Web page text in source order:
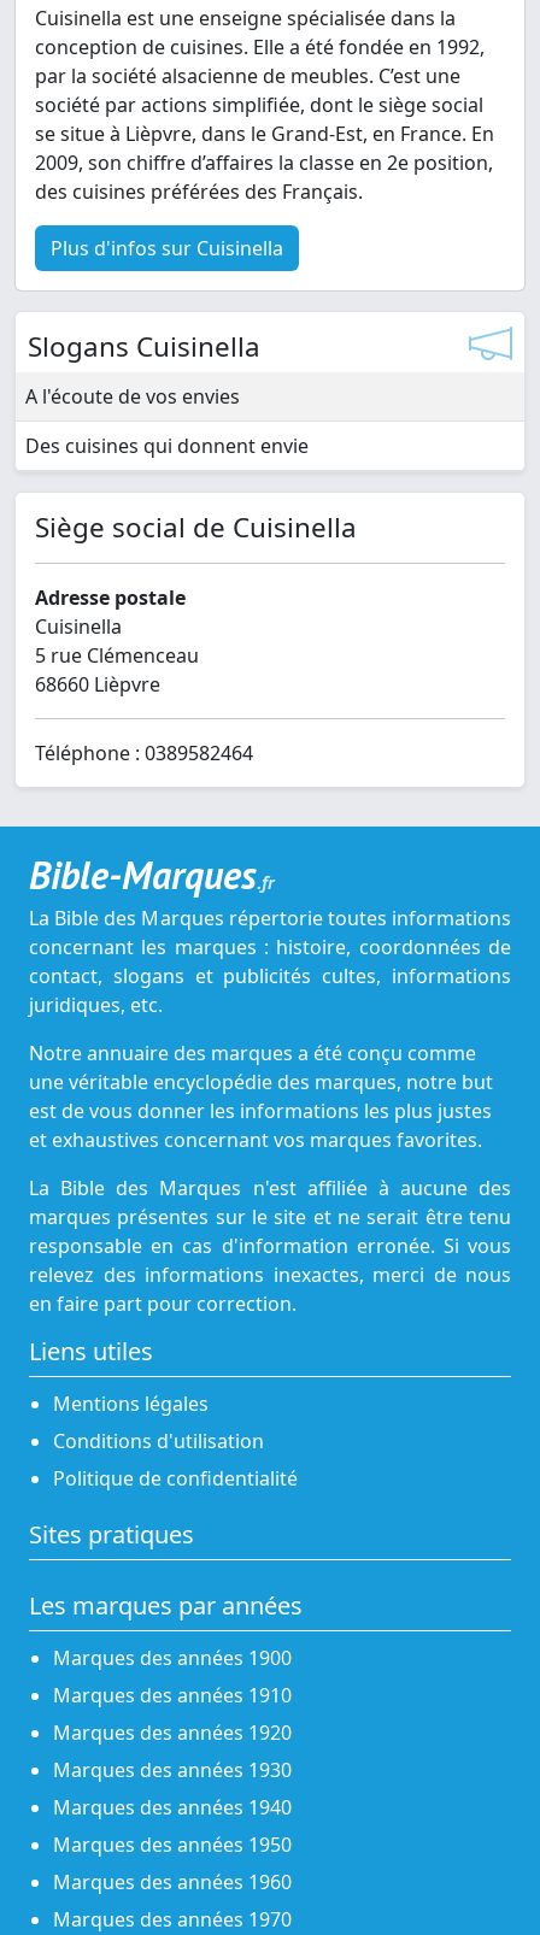
Cuisinella est une enseigne spécialisée dans la
conception de cuisines. Elle a été fondée en 1992,
par la société alsacienne de meubles. C’est une
société par actions simplifiée, dont le siège social
se situe à Lièpvre, dans le Grand-Est, en France. En
2009, son chiffre d’affaires la classe en 2e position,
des cuisines préférées des Français.
Plus d'infos sur Cuisinella
Slogans Cuisinella
A l'écoute de vos envies
Des cuisines qui donnent envie
Siège social de Cuisinella
Adresse postale
Cuisinella
5 rue Clémenceau
68660 Lièpvre
Téléphone : 0389582464
Bible-Marques.fr
La Bible des Marques répertorie toutes informations
concernant les marques : histoire, coordonnées de
contact, slogans et publicités cultes, informations
juridiques, etc.
Notre annuaire des marques a été conçu comme
une véritable encyclopédie des marques, notre but
est de vous donner les informations les plus justes
et exhaustives concernant vos marques favorites.
La Bible des Marques n'est affiliée à aucune des
marques présentes sur le site et ne serait être tenu
responsable en cas d'information erronée. Si vous
relevez des informations inexactes, merci de nous
en faire part pour correction.
Liens utiles
Mentions légales
Conditions d'utilisation
Politique de confidentialité
Sites pratiques
Les marques par années
Marques des années 1900
Marques des années 1910
Marques des années 1920
Marques des années 1930
Marques des années 1940
Marques des années 1950
Marques des années 1960
Marques des années 1970